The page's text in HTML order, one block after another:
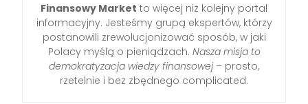
Finansowy Market to więcej niż kolejny portal
informacyjny. Jesteśmy grupą ekspertów, którzy
postanowili zrewolucjonizować sposób, w jaki
Polacy myślą o pieniądzach. Nasza misja to
demokratyzacja wiedzy finansowej– prosto,
rzetelnie i bez zbędnego complicated.